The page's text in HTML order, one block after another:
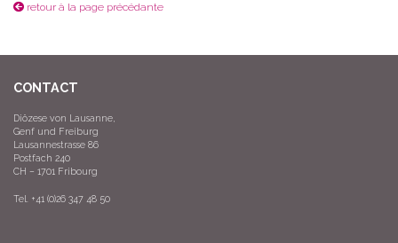
retour à la page précédante
CONTACT
Diözese von Lausanne,
Genf und Freiburg
Lausannestrasse 86
Postfach 240
CH – 1701 Fribourg
Tel. +41 (0)26 347 48 50